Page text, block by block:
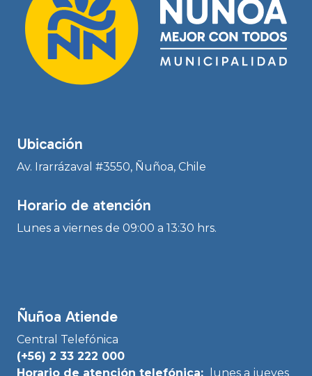
Ubicación
Av. Irarrázaval #3550, Ñuñoa, Chile
Horario de atención
Lunes a viernes de 09:00 a 13:30 hrs.
Ñuñoa Atiende
Central Telefónica
(+56) 2 33 222 000
Horario de atención telefónica:
lunes a jueves